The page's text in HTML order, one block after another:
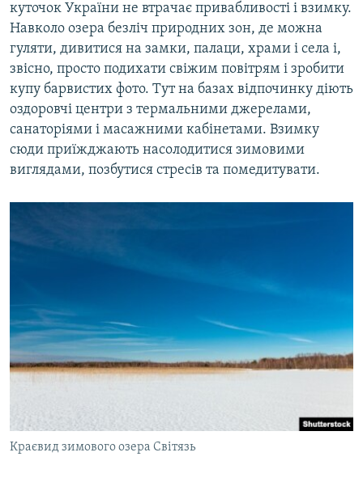
куточок України не втрачає привабливості і взимку.
Навколо озера безліч природних зон, де можна
гуляти, дивитися на замки, палаци, храми і села і,
звісно, просто подихати свіжим повітрям і зробити
купу барвистих фото. Тут на базах відпочинку діють
оздоровчі центри з термальними джерелами,
санаторіями і масажними кабінетами. Взимку
сюди приїжджають насолодитися зимовими
виглядами, позбутися стресів та помедитувати.
Краєвид зимового озера Світязь